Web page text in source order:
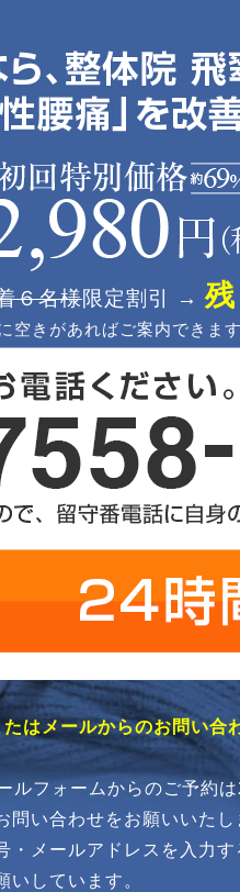
６名様限定割引 →
空きがあればご案内できま
はメールからのお問い合
フォームからのご予約
い合わせをお願いいたし
メールアドレスを入力
しています。